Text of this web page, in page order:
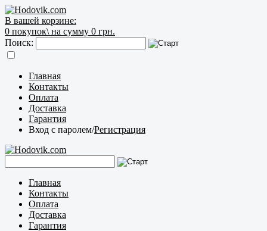
В вашей корзине:
0 покупок\ на сумму 0 грн.
Поиск:
Главная
Контакты
Оплата
Доставка
Гарантия
Вход с паролем/Регистрация
Главная
Контакты
Оплата
Доставка
Гарантия